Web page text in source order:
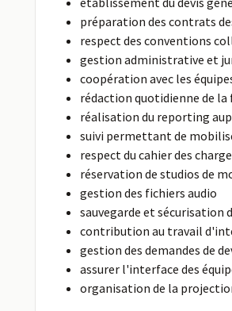
préparation des contrats
respect des conventions
gestion administrative et
coopération avec les
rédaction quotidienne de la
réalisation du reporting
suivi permettant de
respect du cahier des
réservation de studios de
gestion des fichiers audio
sauvegarde et sécurisation
contribution au travail
gestion des demandes de
assurer l'interface des
organisation de la